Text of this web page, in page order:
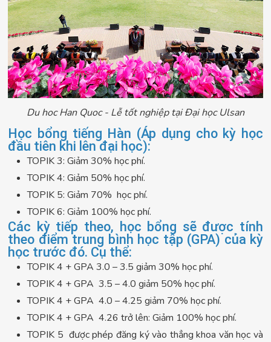
Du hoc Han Quoc - Lễ tốt nghiệp tại Đại học Ulsan
Học bổng tiếng Hàn (Áp dụng cho kỳ học
đầu tiên khi lên đại học):
TOPIK 3: Giảm 30% học phí.
TOPIK 4: Giảm 50% học phí.
TOPIK 5: Giảm 70% học phí.
TOPIK 6: Giảm 100% học phí.
Các kỳ tiếp theo, học bổng sẽ được tính
theo điểm trung bình học tập (GPA) của kỳ
học trước đó. Cụ thể:
TOPIK 4 + GPA 3.0 – 3.5 giảm 30% học phí.
TOPIK 4 + GPA 3.5 – 4.0 giảm 50% học phí.
TOPIK 4 + GPA 4.0 – 4.25 giảm 70% học phí.
TOPIK 4 + GPA 4.26 trở lên: Giảm 100% học phí.
TOPIK 5 được phép đăng ký vào thẳng khoa văn học và